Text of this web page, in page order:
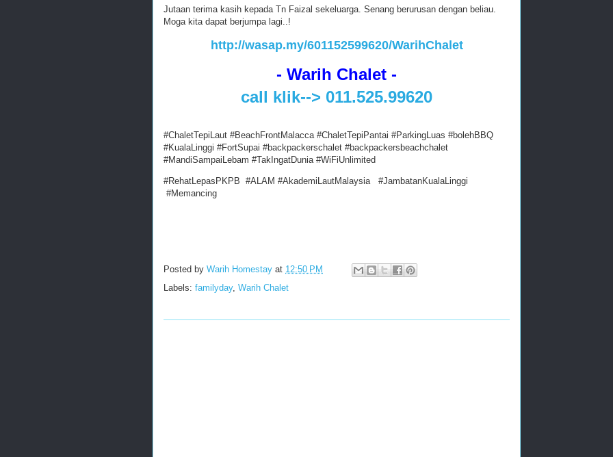
Jutaan terima kasih kepada Tn Faizal sekeluarga. Senang berurusan dengan beliau.
Moga kita dapat berjumpa lagi..!
http://wasap.my/601152599620/WarihChalet
- Warih Chalet -
call klik--> 011.525.99620
#ChaletTepiLaut #BeachFrontMalacca #ChaletTepiPantai #ParkingLuas #bolehBBQ
#KualaLinggi #FortSupai #backpackerschalet #backpackersbeachchalet
#MandiSampaiLebam #TakIngatDunia #WiFiUnlimited
#RehatLepasPKPB #ALAM #AkademiLautMalaysia #JambatanKualaLinggi
#Memancing
Posted by Warih Homestay at 12:50 PM
Labels: familyday, Warih Chalet